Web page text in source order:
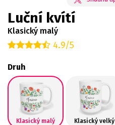
Luční kvítí
Klasický malý
4.9/5
Druh
Klasický malý Klasický velký